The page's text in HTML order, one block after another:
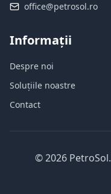
office@petrosol.ro
Informații
Despre noi
Soluțiile noastre
Contact
©2026 PetroSol.